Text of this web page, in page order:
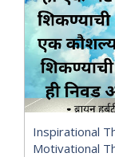
Inspirational
Motivational